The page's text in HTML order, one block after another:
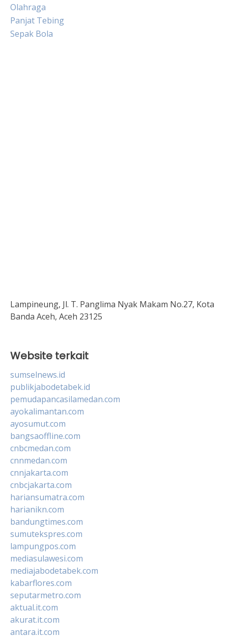
Olahraga
Panjat Tebing
Sepak Bola
Lampineung, Jl. T. Panglima Nyak Makam No.27, Kota
Banda Aceh, Aceh 23125
Website terkait
sumselnews.id
publikjabodetabek.id
pemudapancasilamedan.com
ayokalimantan.com
ayosumut.com
bangsaoffline.com
cnbcmedan.com
cnnmedan.com
cnnjakarta.com
cnbcjakarta.com
hariansumatra.com
harianikn.com
bandungtimes.com
sumutekspres.com
lampungpos.com
mediasulawesi.com
mediajabodetabek.com
kabarflores.com
seputarmetro.com
aktual.it.com
akurat.it.com
antara.it.com